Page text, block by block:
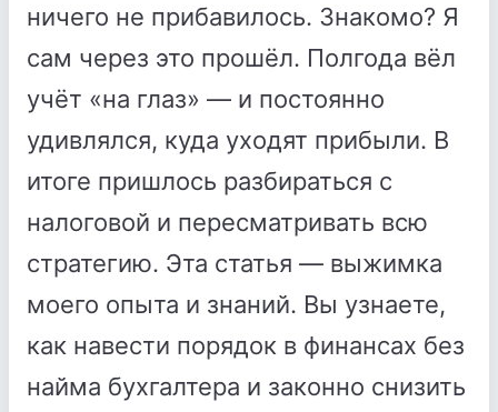
ничего не прибавилось. Знакомо? Я
сам через это прошёл. Полгода вёл
учёт «на глаз» — и постоянно
удивлялся, куда уходят прибыли. В
итоге пришлось разбираться с
налоговой и пересматривать всю
стратегию. Эта статья — выжимка
моего опыта и знаний. Вы узнаете,
как навести порядок в финансах без
найма бухгалтера и законно снизить